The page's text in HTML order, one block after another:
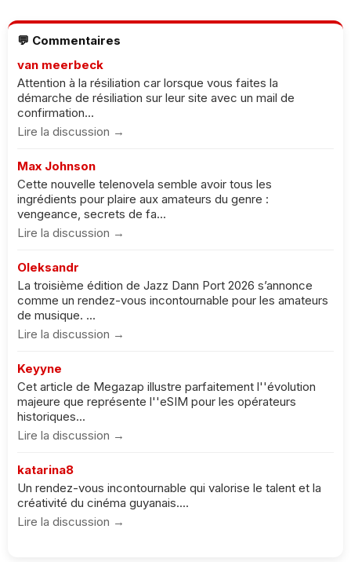
💬 Commentaires
van meerbeck
Attention à la résiliation car lorsque vous faites la
démarche de résiliation sur leur site avec un mail de
confirmation...
Lire la discussion →
Max Johnson
Cette nouvelle telenovela semble avoir tous les
ingrédients pour plaire aux amateurs du genre :
vengeance, secrets de fa...
Lire la discussion →
Oleksandr
La troisième édition de Jazz Dann Port 2026 s’annonce
comme un rendez-vous incontournable pour les amateurs
de musique. ...
Lire la discussion →
Keyyne
Cet article de Megazap illustre parfaitement l''évolution
majeure que représente l''eSIM pour les opérateurs
historiques...
Lire la discussion →
katarina8
Un rendez-vous incontournable qui valorise le talent et la
créativité du cinéma guyanais....
Lire la discussion →